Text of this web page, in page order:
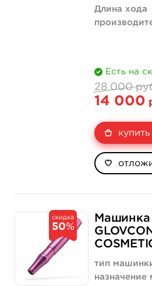
Длина хода
Есть на
28 000
14 000
купить
скидка
50%
Машинка
тип
назначение